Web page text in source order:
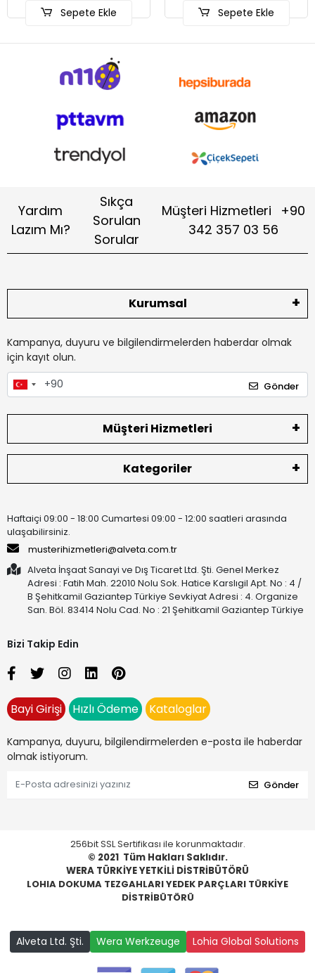
Sepete Ekle
Yardım
Lazım Mı?
Sıkça
Sorulan
Sorular
Müşteri Hizmetleri
+90
342 357 03 56
Kurumsal
Kampanya, duyuru ve bilgilendirmelerden haberdar olmak
için kayıt olun.
Gönder
Müşteri Hizmetleri
Kategoriler
Haftaiçi 09:00 - 18:00 Cumartesi 09:00 - 12:00 saatleri arasında
ulaşabilirsiniz.
musterihizmetleri@alveta.com.tr
Alveta İnşaat Sanayi ve Dış Ticaret Ltd. Şti. Genel Merkez
Adresi : Fatih Mah. 22010 Nolu Sok. Hatice Karslıgil Apt. No : 4 /
B Şehitkamil Gaziantep Türkiye Sevkiyat Adresi : 4. Organize
San. Böl. 83414 Nolu Cad. No : 21 Şehitkamil Gaziantep Türkiye
Bizi Takip Edin
Bayi Girişi Hızlı Ödeme Kataloglar
Kampanya, duyuru, bilgilendirmelerden e-posta ile haberdar
olmak istiyorum.
Gönder
256bit SSL Sertifikası ile korunmaktadır.
© 2021 Tüm Hakları Saklıdır.
WERA TÜRKİYE YETKİLİ DİSTRİBÜTÖRÜ
LOHIA DOKUMA TEZGAHLARI YEDEK PARÇLARI TÜRKİYE
DİSTRİBÜTÖRÜ
Alveta Ltd. Şti. Wera Werkzeuge Lohia Global Solutions